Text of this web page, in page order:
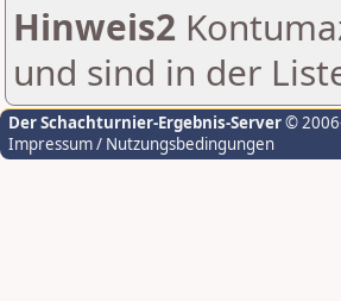
Hinweis2
und sind in der
Der Schachturnier-Ergebnis-Server©
Impressum / Nutzungsbedingungen